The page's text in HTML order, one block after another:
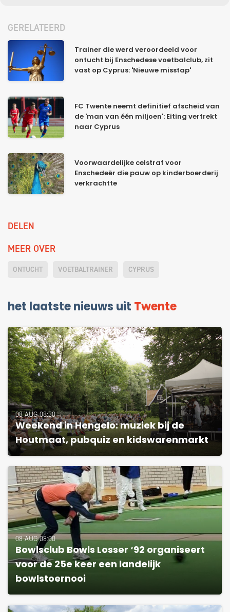
GERELATEERD
Trainer die werd veroordeeld voor
ontucht bij Enschedese voetbalclub, zit
vast op Cyprus: 'Nieuwe misstap'
FC Twente neemt definitief afscheid van
de 'man van één miljoen': Eiting vertrekt
naar Cyprus
Voorwaardelijke celstraf voor
Enschedeër die pauw op kinderboerderij
verkrachtte
DELEN
MEER OVER
ONTUCHT VOETBALTRAINER CYPRUS
het laatste nieuws uit Twente
08 AUG 08:30
Weekend in Hengelo: muziek bij de
Houtmaat, pubquiz en kidswarenmarkt
08 AUG 08:00
Bowlsclub Bowls Losser ‘92 organiseert
voor de 25e keer een landelijk
bowlstoernooi